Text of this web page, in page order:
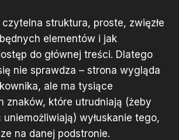
struktura, proste, zwięzłe
elementów i jak
do głównej treści. Dlatego
nie sprawdza – strona wygląda
ale ma tysiące
znaków, które utrudniają (żeby
wyłuskanie tego,
na danej podstronie.